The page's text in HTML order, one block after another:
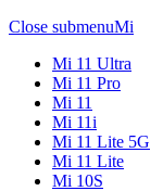
Close submenuMi
Mi 11 Ultra
Mi 11 Pro
Mi 11
Mi 11i
Mi 11 Lite 5G
Mi 11 Lite
Mi 10S